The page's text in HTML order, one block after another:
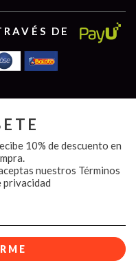
DE
10% de descuento en
nuestros Términos
privacidad